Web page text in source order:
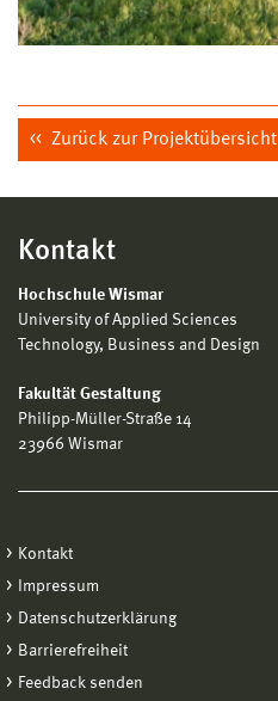
Zurück zur Projektübersicht
Kontakt
Hochschule Wismar
University of Applied Sciences
Technology, Business and Design
Fakultät Gestaltung
Philipp-Müller-Straße 14
23966 Wismar
Kontakt
Impressum
Datenschutzerklärung
Barrierefreiheit
Feedback senden